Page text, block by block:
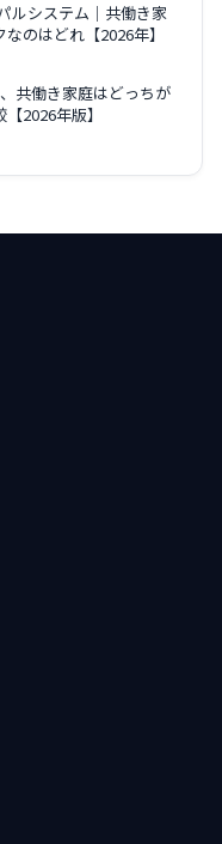
ルシステム｜共働き家
のはどれ【2026年】
共働き家庭はどっちが
2026年版】